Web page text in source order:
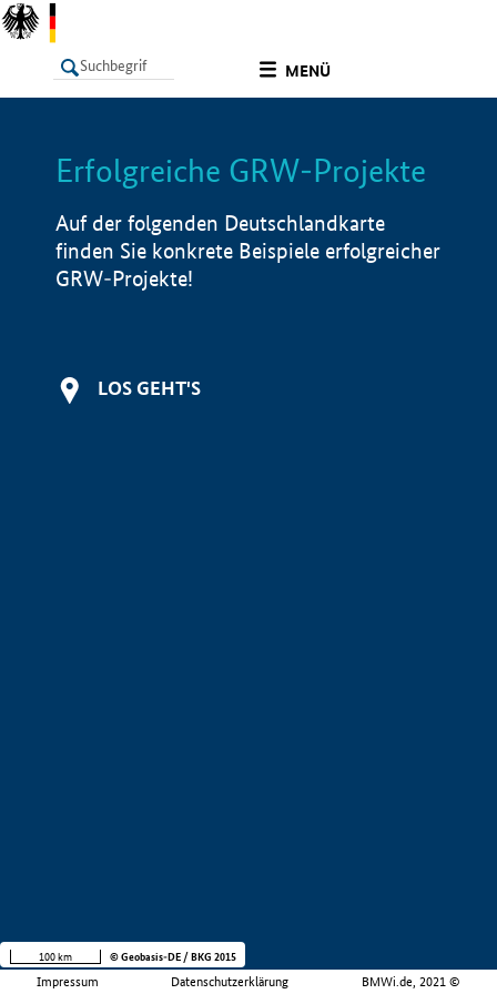
MENÜ
LISTE Info
Erfolgreiche GRW-Projekte
Auf der folgenden Deutschlandkarte
finden Sie konkrete Beispiele erfolgreicher
GRW-Projekte!
LOS GEHT'S
Impressum Datenschutzerklärung BMWi.de, 2021 ©
100 km © Geobasis-DE / BKG 2015